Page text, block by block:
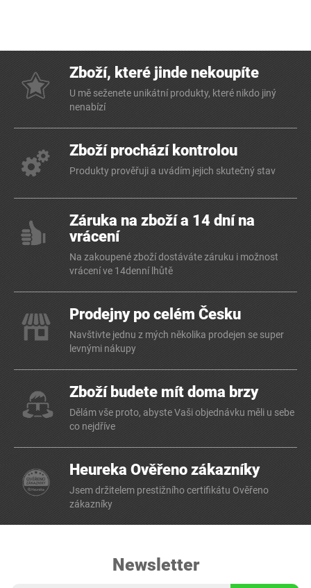
Zboží, které jinde nekoupíte
U mě seženete unikátní produkty, které nikdo jiný
nenabízí
Zboží prochází kontrolou
Produkty prověřuji a uvádím jejich skutečný stav
Záruka na zboží a 14 dní na
vrácení
Na zakoupené zboží dostáváte záruku i možnost
vrácení ve 14denní lhůtě
Prodejny po celém Česku
Navštivte jednu z mých několika prodejen se super
levnými nákupy
Zboží budete mít doma brzy
Dělám vše proto, abyste Vaši objednávku měli u sebe
co nejdříve
Heureka Ověřeno zákazníky
Jsem držitelem prestižního certifikátu Ověřeno
zákazníky
Newsletter